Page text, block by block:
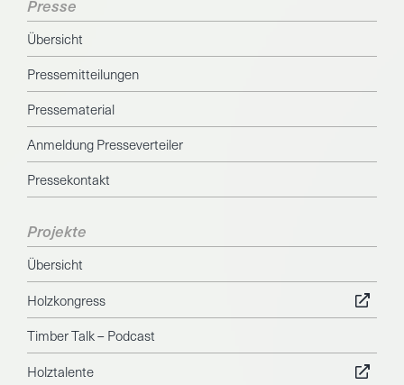
Presse
Übersicht
Pressemitteilungen
Pressematerial
Anmeldung Presseverteiler
Pressekontakt
Projekte
Übersicht
Holzkongress
Timber Talk – Podcast
Holztalente